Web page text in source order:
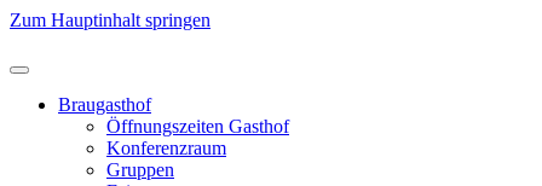
Zum Hauptinhalt springen
Braugasthof
Öffnungszeiten Gasthof
Konferenzraum
Gruppen